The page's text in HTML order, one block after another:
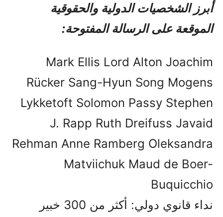
أبرز الشخصيات الدولية والحقوقية
الموقعة على الرسالة المفتوحة:
Mark Ellis Lord Alton Joachim
Rücker Sang-Hyun Song Mogens
Lykketoft Solomon Passy Stephen
J. Rapp Ruth Dreifuss Javaid
Rehman Anne Ramberg Oleksandra
Matviichuk Maud de Boer-
Buquicchio
نداء قانوي دولي: أكثر من 300 خبير